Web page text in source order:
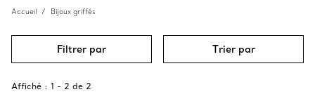
pierres précieuses colorées.
Accueil Bijoux griffés
Filtrer par Trier par
Affiché : 1 - 2 de 2